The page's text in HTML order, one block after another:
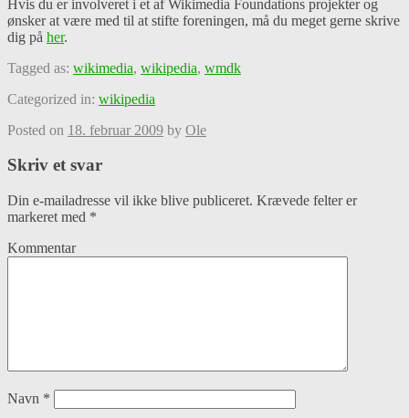
Hvis du er involveret i et af Wikimedia Foundations projekter og
ønsker at være med til at stifte foreningen, må du meget gerne skrive
dig på her.
Tagged as: wikimedia, wikipedia, wmdk
Categorized in: wikipedia
Posted on 18. februar 2009 by Ole
Skriv et svar
Din e-mailadresse vil ikke blive publiceret. Krævede felter er
markeret med *
Kommentar
Navn *